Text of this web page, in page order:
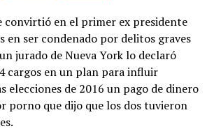
convirtió en el primer ex presidente
en ser condenado por delitos graves
jurado de Nueva York lo declaró
cargos en un plan para influir
elecciones de 2016 un pago de dinero
porno que dijo que los dos tuvieron